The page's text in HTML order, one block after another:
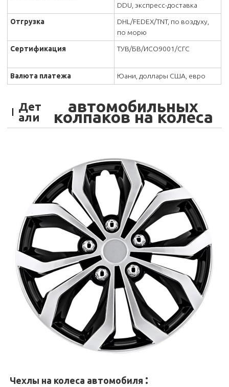
DDU, экспресс-доставка
Отгрузка
DHL/FEDEX/TNT, по воздуху,
по морю
Сертификация
ТУВ/БВ/ИСО9001/СГС
Валюта платежа Юани, доллары США, евро
Дет
али
автомобильных
колпаков на колеса
Чехлы на колеса автомобиля :